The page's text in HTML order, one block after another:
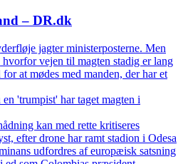
– DR.dk
jagter ministerposterne. Men
hvorfor vejen til magten stadig er lang
at mødes med manden, der har et
'trumpist' har taget magten i
kan med rette kritiseres
efter drone har ramt stadion i Odesa
udfordres af europæisk satsning